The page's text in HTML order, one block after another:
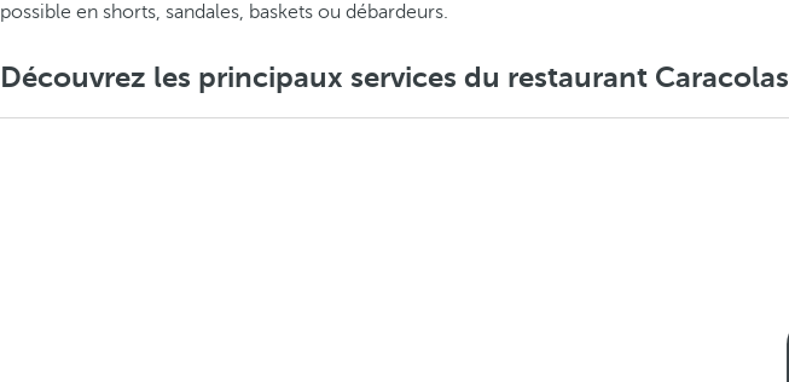
possible en shorts, sandales, baskets ou débardeurs.
Découvrez les principaux services du restaurant Caracolas